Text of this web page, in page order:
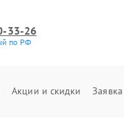
33-26
по РФ
Акции и скидки